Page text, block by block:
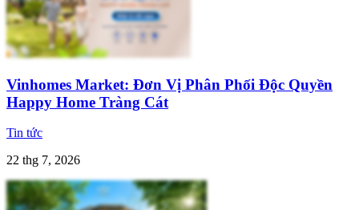
Vinhomes Market: Đơn Vị Phân Phối Độc Quyền
Happy Home Tràng Cát
Tin tức
22 thg 7, 2026